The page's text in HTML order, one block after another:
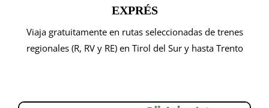
EXPRÉS
Viaja gratuitamente en rutas seleccionadas de trenes
regionales (R, RV y RE) en Tirol del Sur y hasta Trento